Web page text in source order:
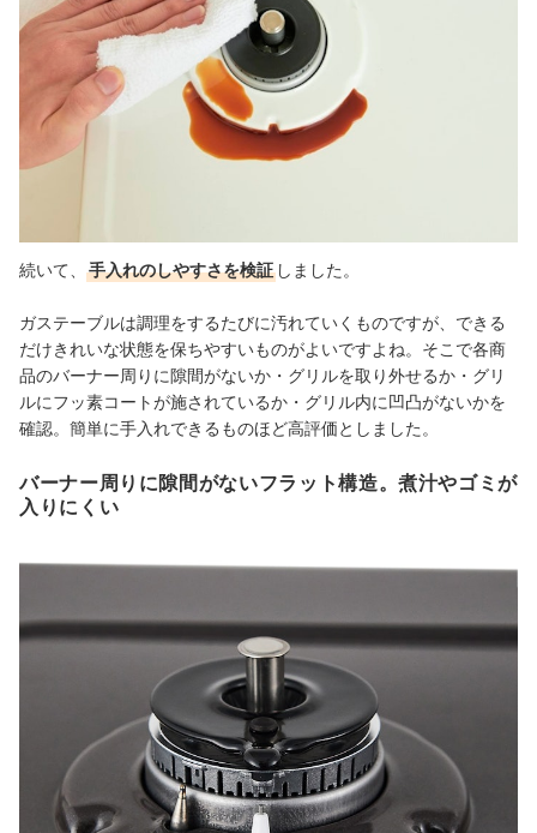
続いて、 手入れのしやすさを検証 しました。
ガステーブルは調理をするたびに汚れていくものですが、できる
だけきれいな状態を保ちやすいものがよいですよね。そこで各商
品のバーナー周りに隙間がないか・グリルを取り外せるか・グリ
ルにフッ素コートが施されているか・グリル内に凹凸がないかを
確認。簡単に手入れできるものほど高評価としました。
バーナー周りに隙間がないフラット構造。煮汁やゴミが
入りにくい